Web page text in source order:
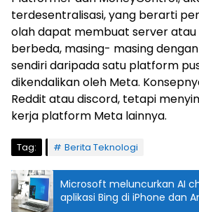
terdesentralisasi, yang berarti
olah dapat membuat server atau
berbeda, masing- masing
sendiri daripada satu platform
dikendalikan oleh Meta.
Reddit atau discord, tetapi
kerja platform Meta lainnya.
Tag: Berita Teknologi
Microsoft meluncurkan AI
aplikasi Bing di iPhone dan